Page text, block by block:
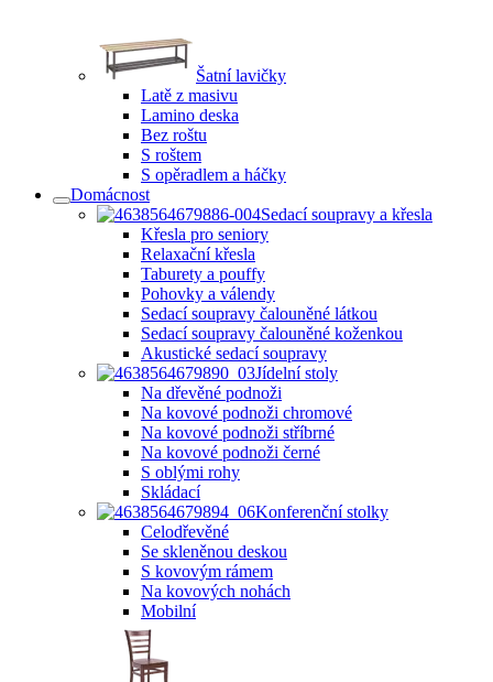
Šatní lavičky
Latě z masivu
Lamino deska
Bez roštu
S roštem
S opěradlem a háčky
Domácnost
Sedací soupravy a křesla
Křesla pro seniory
Relaxační křesla
Taburety a pouffy
Pohovky a válendy
Sedací soupravy čalouněné látkou
Sedací soupravy čalouněné koženkou
Akustické sedací soupravy
Jídelní stoly
Na dřevěné podnoži
Na kovové podnoži chromové
Na kovové podnoži stříbrné
Na kovové podnoži černé
S oblými rohy
Skládací
Konferenční stolky
Celodřevěné
Se skleněnou deskou
S kovovým rámem
Na kovových nohách
Mobilní